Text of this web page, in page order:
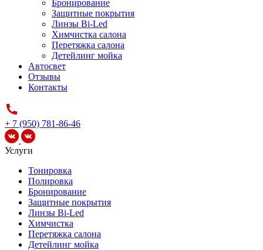
Бронирование
Защитные покрытия
Линзы Bi-Led
Химчистка салона
Перетяжка салона
Детейлинг мойка
Автосвет
Отзывы
Контакты
+ 7 (950) 781-86-46
Услуги
Тонировка
Полировка
Бронирование
Защитные покрытия
Линзы Bi-Led
Химчистка
Перетяжка салона
Детейлинг мойка